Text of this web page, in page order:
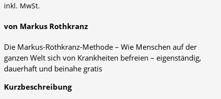
inkl. MwSt.
von Markus Rothkranz
Die Markus-Rothkranz-Methode – Wie Menschen auf der
ganzen Welt sich von Krankheiten befreien – eigenständig,
dauerhaft und beinahe gratis
Kurzbeschreibung